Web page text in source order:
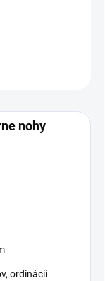
nohy
ordinácií